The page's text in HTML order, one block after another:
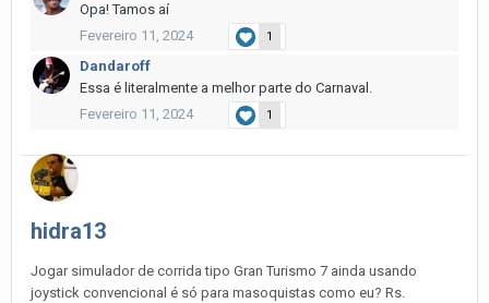
Opa! Tamos aí
Fevereiro 11, 2024
1
Dandaroff
Essa é literalmente a melhor parte do Carnaval.
Fevereiro 11, 2024
1
hidra13
Jogar simulador de corrida tipo Gran Turismo 7 ainda usando
joystick convencional é só para masoquistas como eu? Rs.